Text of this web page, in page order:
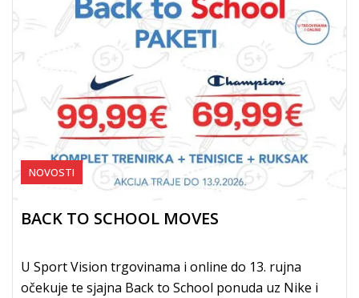
NOVOSTI
BACK TO SCHOOL MOVES
U Sport Vision trgovinama i online do 13. rujna
očekuje te sjajna Back to School ponuda uz Nike i